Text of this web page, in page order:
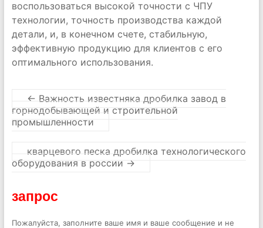
воспользоваться высокой точности с ЧПУ
технологии, точность производства каждой
детали, и, в конечном счете, стабильную,
эффективную продукцию для клиентов с его
оптимального использования.
← Важность известняка дробилка завод в
горнодобывающей и строительной
промышленности
кварцевого песка дробилка технологического
оборудования в россии →
запрос
Пожалуйста, заполните ваше имя и ваше сообщение и не